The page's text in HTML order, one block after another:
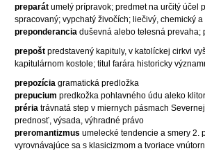
preparát umelý prípravok; predmet na určitý účel
spracovaný; vypchatý živočích; liečivý, chemický
preponderancia duševná alebo telesná prevaha;
prepošt predstavený kapituly, v katolíckej cirkvi
kapitulárnom kostole; titul farára historicky
prepozícia gramatická predložka
prepucium predkožka pohlavného údu aleko
préria trávnatá step v miernych pásmach
prednosť, výsada, výhradné právo
preromantizmus umelecké tendencie a smery 2.
vyrovnávajúce sa s klasicizmom a tvoriace